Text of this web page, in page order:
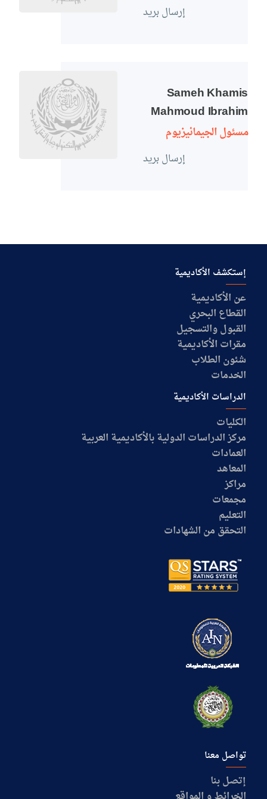
إرسال بريد
Sameh Khamis
Mahmoud Ibrahim
مسئول الجيمانيزيوم
إرسال بريد
إستكشف الأكاديمية
عن الأكاديمية
القطاع البحري
القبول والتسجيل
مقرات الأكاديمية
شئون الطلاب
الخدمات
الدراسات الأكاديمية
الكليات
مركز الدراسات الدولية بالأكاديمية العربية
العمادات
المعاهد
مراكز
مجمعات
التعليم
التحقق من الشهادات
تواصل معنا
إتصل بنا